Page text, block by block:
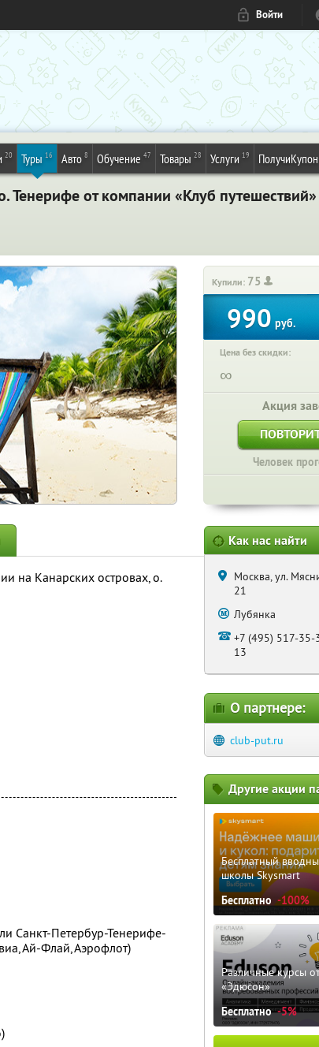
Войти
20 Туры 16 Авто 8 Обучение 47 Товары 28 Услуги 19 ПолучиКупон
Тенерифе от компании «Клуб путешествий»
Купили: 75
990 руб.
Цена без скидки:
∞
Акция
Человек
на Канарских островах, о.
Санкт-Петербур-Тенерифе-
Ай-Флай, Аэрофлот)
Как нас найти
Москва, ул.
21
Лубянка
+7 (495) 517-
13
О партнере:
club-put.ru
Другие акции
Бесплатный
школы Skysmart
Бесплатно -100%
Различные курсы
«Эдюсон»
Бесплатно -5%